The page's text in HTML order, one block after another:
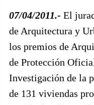
07/04/2011.- El
de Arquitectura y
los premios de
de Protección
Investigación de la
de 131 viviendas